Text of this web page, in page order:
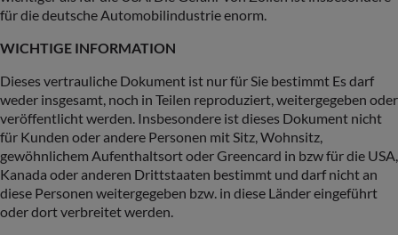
für die deutsche Automobilindustrie enorm.
WICHTIGE INFORMATION
Dieses vertrauliche Dokument ist nur für Sie bestimmt Es darf
weder insgesamt, noch in Teilen reproduziert, weitergegeben oder
veröffentlicht werden. Insbesondere ist dieses Dokument nicht
für Kunden oder andere Personen mit Sitz, Wohnsitz,
gewöhnlichem Aufenthaltsort oder Greencard in bzw für die USA,
Kanada oder anderen Drittstaaten bestimmt und darf nicht an
diese Personen weitergegeben bzw. in diese Länder eingeführt
oder dort verbreitet werden.